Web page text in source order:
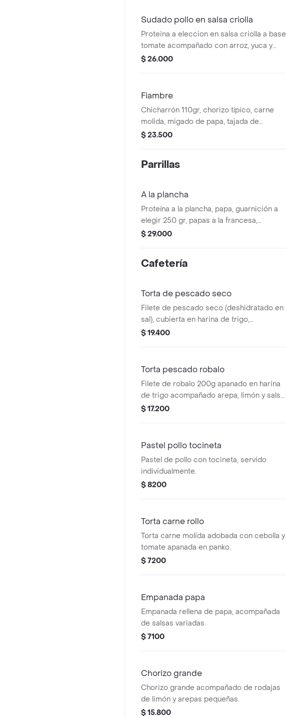
Sudado pollo en salsa criolla
Proteina a eleccion en salsa criolla a base
tomate acompañado con arroz, yuca y
papa, arepa, ensalada tomate cebolla y
$ 26.000
Fiambre
Chicharrón 110gr, chorizo típico, carne
molida, migado de papa, tajada de
maduro, arroz, huevo cocinado y hogao.
$ 23.500
Parrillas
A la plancha
Proteína a la plancha, papa, guarnición a
elegir 250 gr, papas a la francesa,
ensalada de la casa (lechuga, maicitos,
$ 29.000
Cafetería
Torta de pescado seco
Filete de pescado seco (deshidratado en
sal), cubierta en harina de trigo,
acompañado de arepa y limón. .
$ 19.400
Torta pescado robalo
Filete de robalo 200g apanado en harina
de trigo acompañado arepa, limón y salsa
blanca.
$ 17.200
Pastel pollo tocineta
Pastel de pollo con tocineta, servido
individualmente.
$ 8200
Torta carne rollo
Torta carne molida adobada con cebolla y
tomate apanada en panko.
$ 7200
Empanada papa
Empanada rellena de papa, acompañada
de salsas variadas.
$ 7100
Chorizo grande
Chorizo grande acompañado de rodajas
de limón y arepas pequeñas.
$ 15.800